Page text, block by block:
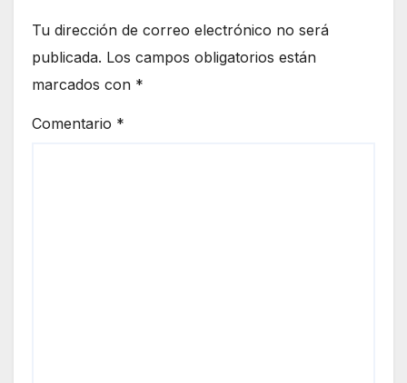
Tu dirección de correo electrónico no será
publicada. Los campos obligatorios están
marcados con *
Comentario *